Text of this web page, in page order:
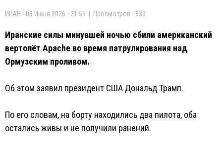
ИРАН - 09 Июня 2026 - 21:55 | Просмотров - 339
Иранские силы минувшей ночью сбили американский
вертолёт Apache во время патрулирования над
Ормузским проливом.
Об этом заявил президент США Дональд Трамп.
По его словам, на борту находились два пилота, оба
остались живы и не получили ранений.